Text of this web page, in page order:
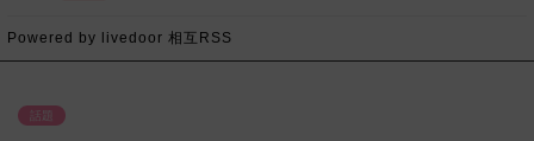
Powered by livedoor 相互RSS
話題